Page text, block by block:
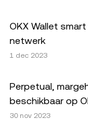
OKX Wallet
netwerk
1 dec 2023
Perpetual,
beschikbaar op
30 nov 2023